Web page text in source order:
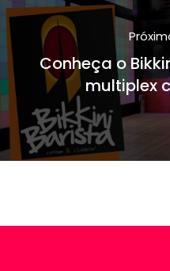
Conheça o
multiplex